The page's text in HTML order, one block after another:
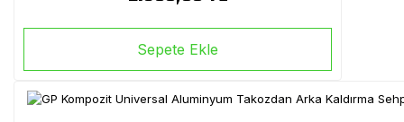
Sepete Ekle